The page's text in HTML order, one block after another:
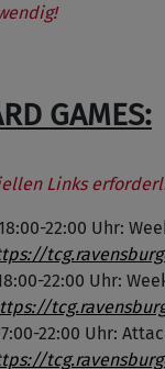
GAMES:
Links
22:00 Uhr:
22:00 Uhr:
22:00 Uhr: